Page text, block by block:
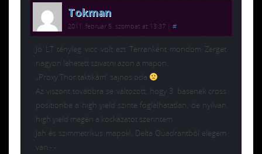
Tokman
2011. február 5. szombat at 13:37 #
Jó LT tényleg vicc volt ezt Terranként mondom Zerget
nagyon lehetett szivatni azon a mapon.
„Proxy Thor taktikám” sajnos oda
Az viszont továbbra se változott, hogy 3. basenek cross
positionbe a high yield szinte foglalhatatlan, de nyilván
high yield megéri a kockázatot szerintem.
Jah és szimmetrikus mapok!, Delta Quadrantból elegem
van -.-